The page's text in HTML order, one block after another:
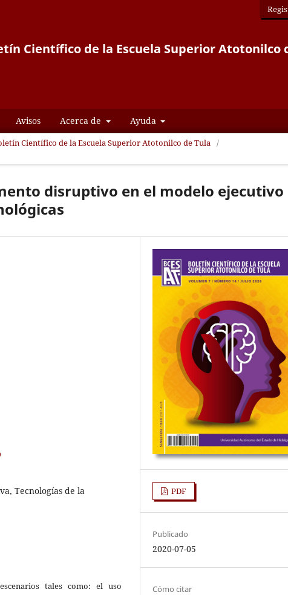
Científico de la Escuela Superior Atotonilco
Avisos Acerca de Ayuda
Científico de la Escuela Superior Atotonilco de Tula /
disruptivo en el modelo ejecutivo
Tecnologías de la
tales como: el uso
PDF
Publicado
2020-07-05
Cómo citar